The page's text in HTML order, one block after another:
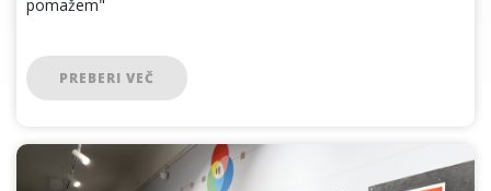
pomažem"
PREBERI VEČ